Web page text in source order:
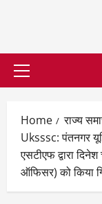
Primary
Home
राज्य
Uksssc: पंतनगर
एसटीएफ द्वारा
ऑफिसर) को किया